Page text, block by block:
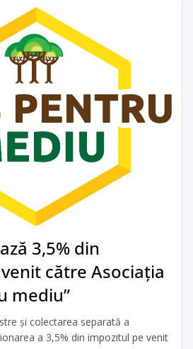
3,5% din
către Asociația
mediu”
și colectarea separată a
a 3,5% din impozitul pe venit